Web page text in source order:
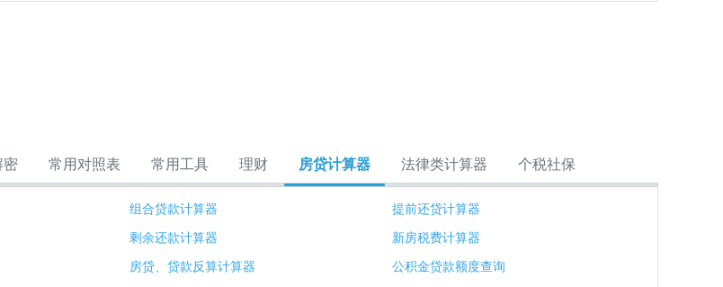
密 常用对照表 常用工具 理财 房贷计算器 法律类计算器 个税社保
组合贷款计算器
提前还贷计算器
剩余还款计算器
新房税费计算器
房贷、贷款反算计算器 公积金贷款额度查询